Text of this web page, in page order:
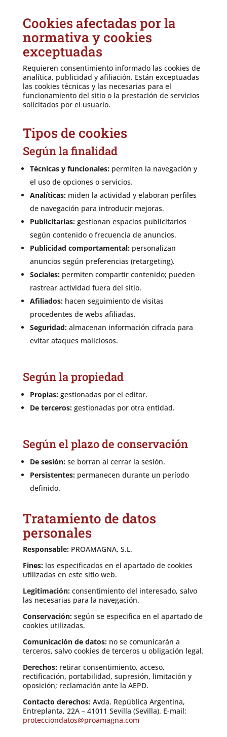
Cookies afectadas por la
normativa y cookies
exceptuadas
Requieren consentimiento informado las cookies de
analítica, publicidad y afiliación. Están exceptuadas
las cookies técnicas y las necesarias para el
funcionamiento del sitio o la prestación de servicios
solicitados por el usuario.
Tipos de cookies
Según la finalidad
Técnicas y funcionales:permiten la navegación y
el uso de opciones o servicios.
Analíticas:miden la actividad y elaboran perfiles
de navegación para introducir mejoras.
Publicitarias:gestionan espacios publicitarios
según contenido o frecuencia de anuncios.
Publicidad comportamental:personalizan
anuncios según preferencias (retargeting).
Sociales:permiten compartir contenido; pueden
rastrear actividad fuera del sitio.
Afiliados:hacen seguimiento de visitas
procedentes de webs afiliadas.
Seguridad:almacenan información cifrada para
evitar ataques maliciosos.
Según la propiedad
Propias:gestionadas por el editor.
De terceros:gestionadas por otra entidad.
Según el plazo de conservación
De sesión:se borran al cerrar la sesión.
Persistentes:permanecen durante un período
definido.
Tratamiento de datos
personales
Responsable:PROAMAGNA, S.L.
Fines:los especificados en el apartado de cookies
utilizadas en este sitio web.
Legitimación:consentimiento del interesado, salvo
las necesarias para la navegación.
Conservación:según se especifica en el apartado de
cookies utilizadas.
Comunicación de datos:no se comunicarán a
terceros, salvo cookies de terceros u obligación legal.
Derechos:retirar consentimiento, acceso,
rectificación, portabilidad, supresión, limitación y
oposición; reclamación ante la AEPD.
Contacto derechos:Avda. República Argentina,
Entreplanta, 22A – 41011 Sevilla (Sevilla). E-mail:
protecciondatos@proamagna.com